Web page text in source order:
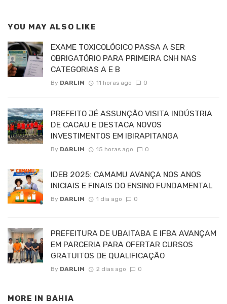
YOU MAY ALSO LIKE
EXAME TOXICOLÓGICO PASSA A SER
OBRIGATÓRIO PARA PRIMEIRA CNH NAS
CATEGORIAS A E B
By DARLIM 11 horas ago 0
PREFEITO JÉ ASSUNÇÃO VISITA INDÚSTRIA
DE CACAU E DESTACA NOVOS
INVESTIMENTOS EM IBIRAPITANGA
By DARLIM 15 horas ago 0
IDEB 2025: CAMAMU AVANÇA NOS ANOS
INICIAIS E FINAIS DO ENSINO FUNDAMENTAL
By DARLIM 1 dia ago 0
PREFEITURA DE UBAITABA E IFBA AVANÇAM
EM PARCERIA PARA OFERTAR CURSOS
GRATUITOS DE QUALIFICAÇÃO
By DARLIM 2 dias ago 0
MORE IN BAHIA